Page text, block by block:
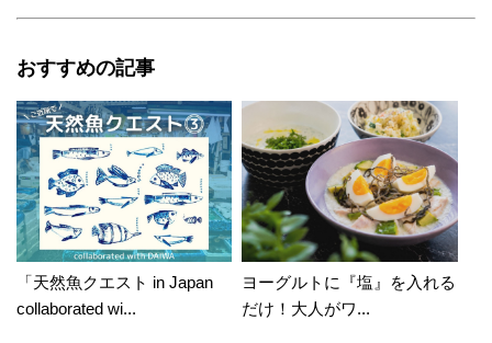
おすすめの記事
「天然魚クエスト in Japan
collaborated wi...
ヨーグルトに『塩』を入れる
だけ！大人がワ...